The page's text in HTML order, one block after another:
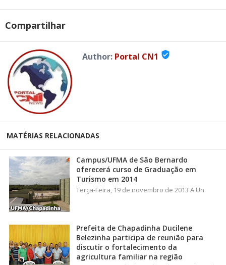
Compartilhar
Author: Portal CN1 verified_user
MATÉRIAS RELACIONADAS
Campus/UFMA de São Bernardo
oferecerá curso de Graduação em
Turismo em 2014
Terça-Feira, 19 de novembro de 2013 A Un
Prefeita de Chapadinha Ducilene
Belezinha participa de reunião para
discutir o fortalecimento da
agricultura familiar na região